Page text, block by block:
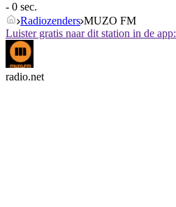
- 0 sec.
Radiozenders MUZO FM
Luister gratis naar dit station in de app:
radio.net